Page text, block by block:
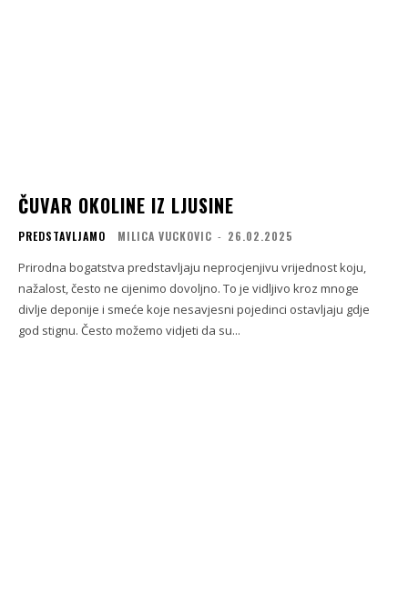
ČUVAR OKOLINE IZ LJUSINE
PREDSTAVLJAMO MILICA VUCKOVIC - 26.02.2025
Prirodna bogatstva predstavljaju neprocjenjivu vrijednost koju,
nažalost, često ne cijenimo dovoljno. To je vidljivo kroz mnoge
divlje deponije i smeće koje nesavjesni pojedinci ostavljaju gdje
god stignu. Često možemo vidjeti da su...